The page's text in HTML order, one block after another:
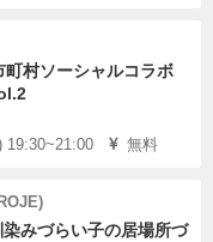
町村ソーシャルコラボ
19:30~21:00 無料
みづらい子の居場所づ